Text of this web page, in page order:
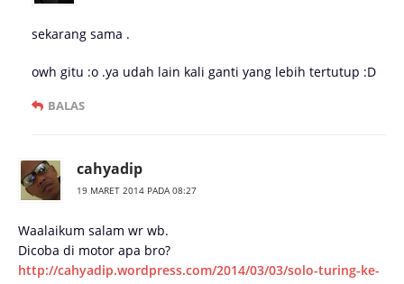
sekarang sama .
owh gitu :o .ya udah lain kali ganti yang lebih tertutup :D
BALAS
cahyadip
19 MARET 2014 PADA 08:27
Waalaikum salam wr wb.
Dicoba di motor apa bro?
http://cahyadip.wordpress.com/2014/03/03/solo-turing-ke-